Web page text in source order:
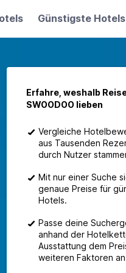
Günstigste Hotels
Erfahre, weshalb
SWOODOO lieben
Vergleiche
aus Tausenden
durch Nutzer
Mit nur einer Suche
genaue Preise für
Hotels.
Passe deine
anhand der
Ausstattung dem
weiteren Faktoren